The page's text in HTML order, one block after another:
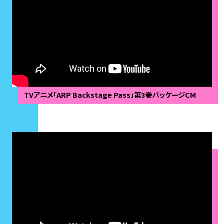
TVアニメ「ARP Backstage Pass」第3巻パッケージCM